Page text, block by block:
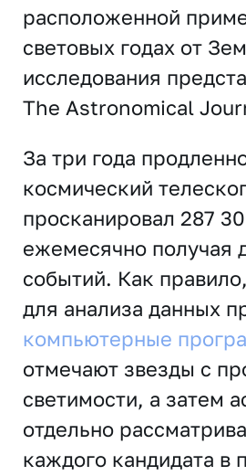
расположенной
световых годах от
исследования
The Astronomical
За три года
космический
просканировал 287
ежемесячно получая
событий. Как
для анализа данных
компьютерные
отмечают звезды с
светимости, а затем
отдельно
каждого кандидата в